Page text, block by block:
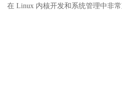
在 Linux 内核开发和系统管理中非常